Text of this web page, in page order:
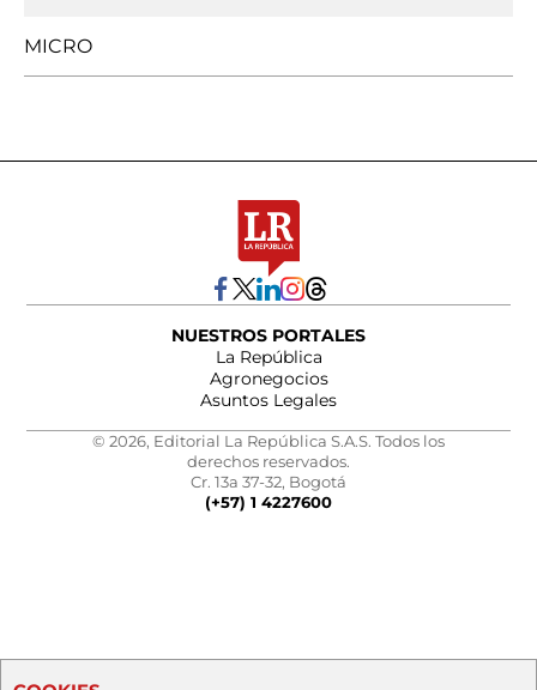
MICRO
NUESTROS PORTALES
La República
Agronegocios
Asuntos Legales
© 2026, Editorial La República S.A.S. Todos los
derechos reservados.
Cr. 13a 37-32, Bogotá
(+57) 1 4227600